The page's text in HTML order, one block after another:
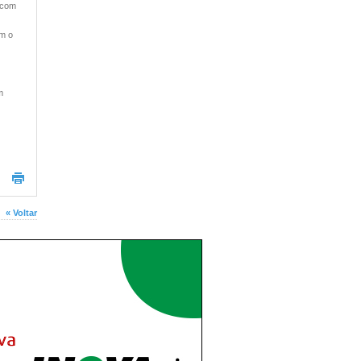
o
« Voltar